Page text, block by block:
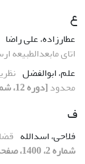
ع
عطارزاده، علی راضا
اتای مابعدالطبیعه
علم، ابوالفضل
محدود[دوره 12، شماره 2، 1400، صفحه 193-211]
ف
فلاحی، اسد‌الله
شماره 2، 1400، صفحه 213-234]